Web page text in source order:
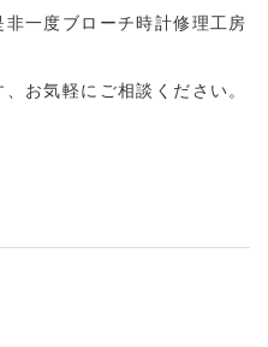
一度ブローチ時計修理工房
お気軽にご相談ください。